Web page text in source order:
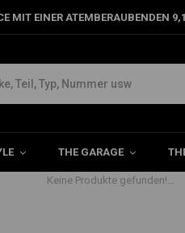
MIT EINER ATEMBERAUBENDEN
THE GARAGE
Keine Produkte gefunden!...